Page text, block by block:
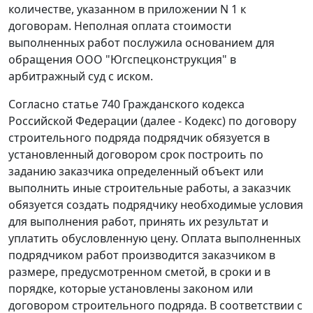
количестве, указанном в приложении N 1 к
договорам. Неполная оплата стоимости
выполненных работ послужила основанием для
обращения ООО "Югспецконструкция" в
арбитражный суд с иском.
Согласно статье 740 Гражданского кодекса
Российской Федерации (далее - Кодекс) по договору
строительного подряда подрядчик обязуется в
установленный договором срок построить по
заданию заказчика определенный объект или
выполнить иные строительные работы, а заказчик
обязуется создать подрядчику необходимые условия
для выполнения работ, принять их результат и
уплатить обусловленную цену. Оплата выполненных
подрядчиком работ производится заказчиком в
размере, предусмотренном сметой, в сроки и в
порядке, которые установлены законом или
договором строительного подряда. В соответствии с